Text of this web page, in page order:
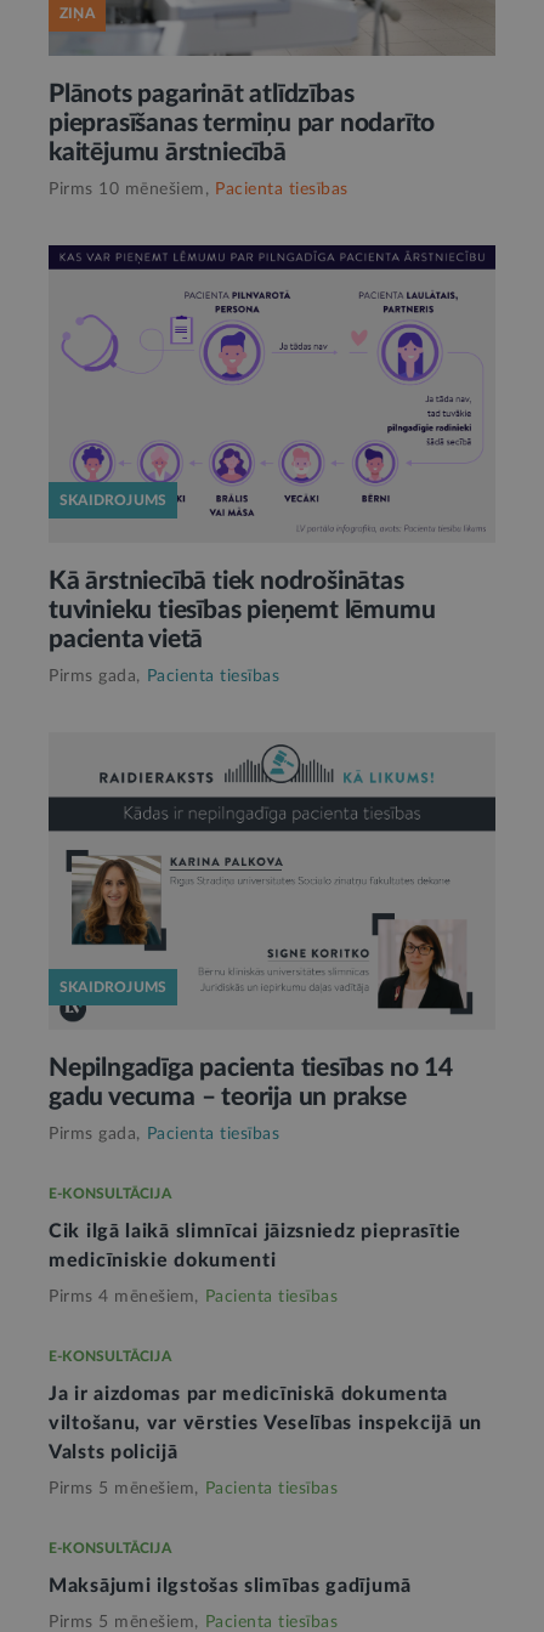
ZIŅA
Plānots pagarināt atlīdzības
pieprasīšanas termiņu par nodarīto
kaitējumu ārstniecībā
Pirms 10 mēnešiem, Pacienta tiesības
SKAIDROJUMS
Kā ārstniecībā tiek nodrošinātas
tuvinieku tiesības pieņemt lēmumu
pacienta vietā
Pirms gada, Pacienta tiesības
SKAIDROJUMS
Nepilngadīga pacienta tiesības no 14
gadu vecuma – teorija un prakse
Pirms gada, Pacienta tiesības
E-KONSULTĀCIJA
Cik ilgā laikā slimnīcai jāizsniedz pieprasītie
medicīniskie dokumenti
Pirms 4 mēnešiem, Pacienta tiesības
E-KONSULTĀCIJA
Ja ir aizdomas par medicīniskā dokumenta
viltošanu, var vērsties Veselības inspekcijā un
Valsts policijā
Pirms 5 mēnešiem, Pacienta tiesības
E-KONSULTĀCIJA
Maksājumi ilgstošas slimības gadījumā
Pirms 5 mēnešiem, Pacienta tiesības